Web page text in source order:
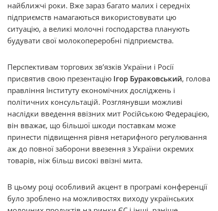
найближчі роки. Вже зараз багато малих і середніх
підприємств намагаються використовувати цю
ситуацію, а великі молочні господарства планують
будувати свої молокопереробні підприємства.
Перспективам торгових зв’язків України і Росії
присвятив свою презентацію Ігор Бураковський, голова
правління Інституту економічних досліджень і
політичних консультацій. Розглянувши можливі
наслідки введення ввізних мит Російською Федерацією,
він вважає, що більшої шкоди поставкам може
принести підвищення рівня нетарифного регулювання
аж до повної заборони ввезення з України окремих
товарів, ніж більш високі ввізні мита.
В цьому році особливий акцент в програмі конференції
було зроблено на можливостях виходу українських